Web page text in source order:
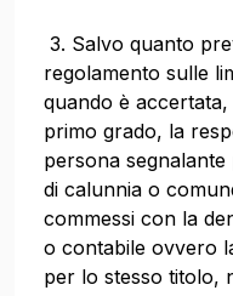
3. Salvo quanto
regolamento sulle
quando è
primo grado, la
persona
di calunnia o
commessi con la
o contabile ovvero
per lo stesso titolo,